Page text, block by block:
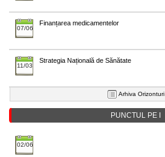
07/06
Finanțarea medicamentelor
11/03
Strategia Națională de Sănătate
Arhiva Orizonturi
PUNCTUL PE I
02/06